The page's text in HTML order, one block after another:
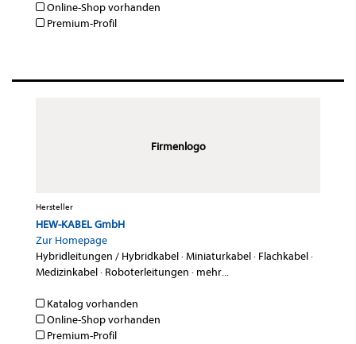
Online-Shop vorhanden
Premium-Profil
Firmenlogo
Hersteller
HEW-KABEL GmbH
Zur Homepage
Hybridleitungen / Hybridkabel·Miniaturkabel· Flachkabel·
Medizinkabel· Roboterleitungen · mehr...
Katalog vorhanden
Online-Shop vorhanden
Premium-Profil